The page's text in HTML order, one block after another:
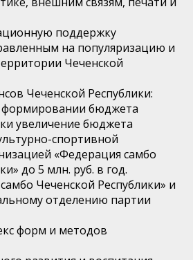
поддержку
на популяризацию и
Чеченской
Чеченской Республики:
бюджета
увеличение бюджета
спортивной
«Федерация самбо
до 5 млн. руб. в год.
Чеченской Республики» и
отделению партии
форм и методов